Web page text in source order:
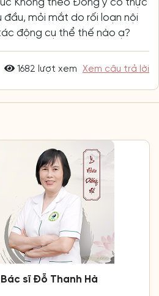
Không theo Đông y có thực
mỏi mắt do rối loạn nội
động cụ thể thế nào ạ?
1682 lượt xem Xem câu trả lời
sĩ Đỗ Thanh Hà